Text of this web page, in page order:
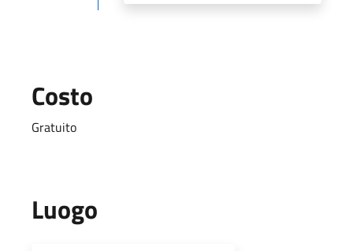
Costo
Gratuito
Luogo